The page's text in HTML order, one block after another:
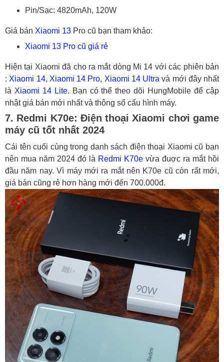
Pin/Sạc: 4820mAh, 120W
Giá bán Xiaomi 13 Pro cũ bạn tham khảo:
Xiaomi 13 Pro cũ giá rẻ
Hiện tại Xiaomi đã cho ra mắt dòng Mi 14 với các phiên bản
: Xiaomi 14, Xiaomi 14 Pro, Xiaomi 14 Ultra và mới đây nhất
là Xiaomi 14 Lite. Bạn có thể theo dõi HungMobile để cập
nhật giá bán mới nhất và thông số cấu hình máy.
7. Redmi K70e: Điện thoại Xiaomi chơi game
máy cũ tốt nhất 2024
Cái tên cuối cùng trong danh sách điện thoại Xiaomi cũ bạn
nên mua năm 2024 đó là Redmi K70e vừa đuợc ra mắt hồi
đầu năm nay. Vì máy mới ra mắt nên K70e cũ còn rất mới,
giá bán cũng rẻ hơn hàng mới đến 700.000đ.